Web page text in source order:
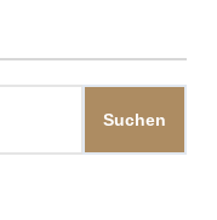
Suchen